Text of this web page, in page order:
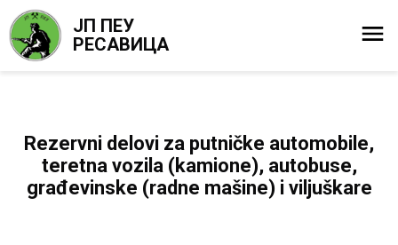
ЈП ПЕУ
РЕСАВИЦА
Rezervni delovi za putničke automobile,
teretna vozila (kamione), autobuse,
građevinske (radne mašine) i viljuškare